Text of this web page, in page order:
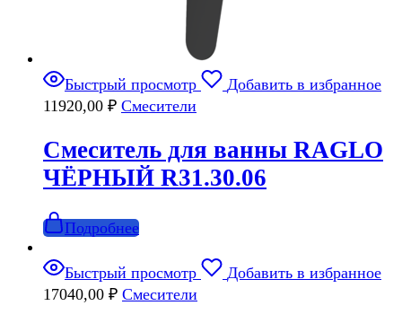
Быстрый просмотр
Добавить в избранное
11920,00 ₽ Смесители
Смеситель для ванны RAGLO
ЧЁРНЫЙ R31.30.06
Подробнее
Быстрый просмотр
Добавить в избранное
17040,00 ₽ Смесители